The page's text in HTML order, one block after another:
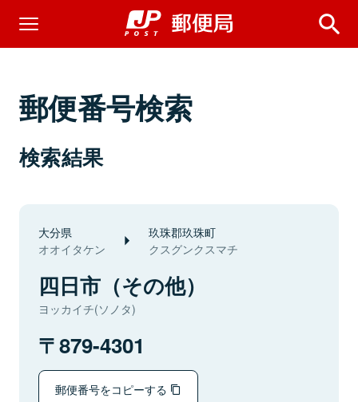
郵便番号検索
検索結果
大分県
オオイタケン
玖珠郡玖珠町
クスグンクスマチ
四日市（その他）
ヨッカイチ(ソノタ)
879-4301
郵便番号をコピーする